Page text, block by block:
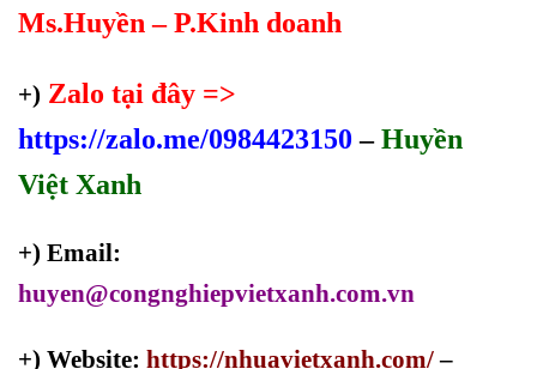
Ms.Huyền – P.Kinh doanh
+) Zalo tại đây =>
https://zalo.me/0984423150 –Huyền
Việt Xanh
+) Email:
huyen@congnghiepvietxanh.com.vn
+) Website: https://nhuavietxanh.com/–